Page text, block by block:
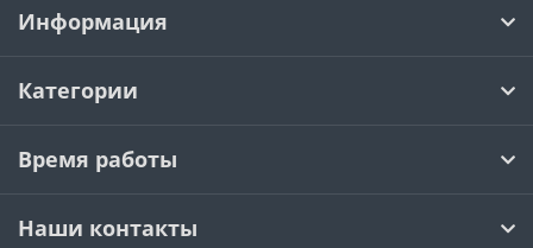
Информация
Категории
Время работы
Наши контакты